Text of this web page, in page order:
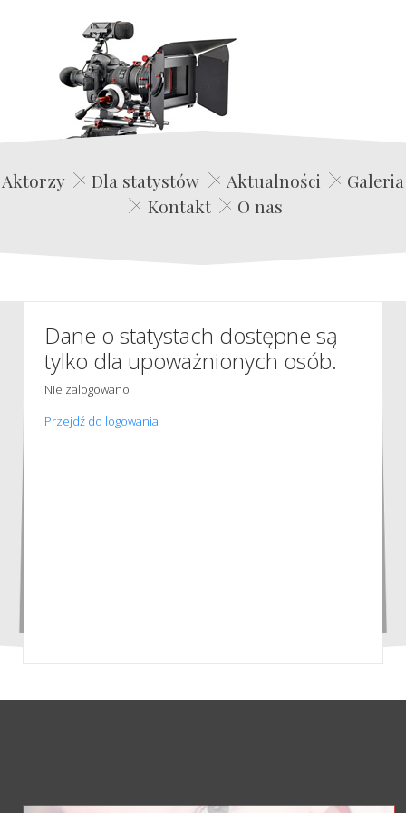
Edwin Film Agencja Aktorska
Aktorzy Dla statystów Aktualności
Galeria
Kontakt
O nas
Dane o statystach dostępne są
tylko dla upoważnionych osób.
Nie zalogowano
Przejdź do logowania